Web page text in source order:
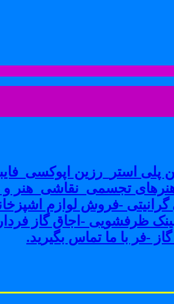
استر_رزین
تجسمی_نقاشی_هنر و
-فروش لوازم
ظرفشویی -اجاق گاز
-فر با ما تماس بگیرید.